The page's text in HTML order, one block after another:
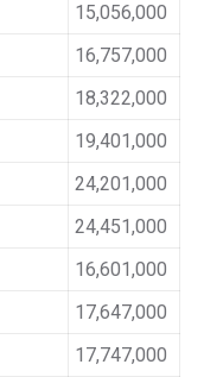
15,056,000
16,757,000
18,322,000
19,401,000
24,201,000
24,451,000
16,601,000
17,647,000
17,747,000